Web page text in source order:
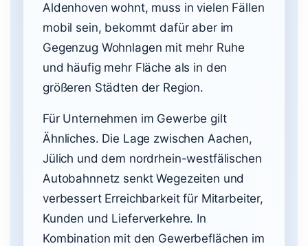
Aldenhoven wohnt, muss in vielen Fällen
mobil sein, bekommt dafür aber im
Gegenzug Wohnlagen mit mehr Ruhe
und häufig mehr Fläche als in den
größeren Städten der Region.
Für Unternehmen im Gewerbe gilt
Ähnliches. Die Lage zwischen Aachen,
Jülich und dem nordrhein-westfälischen
Autobahnnetz senkt Wegezeiten und
verbessert Erreichbarkeit für Mitarbeiter,
Kunden und Lieferverkehre. In
Kombination mit den Gewerbeflächen im